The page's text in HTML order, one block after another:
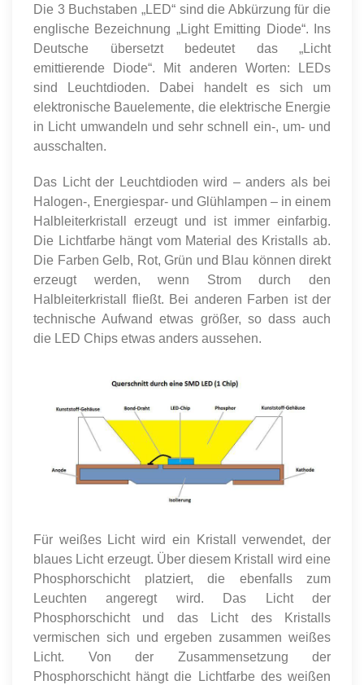
Die 3 Buchstaben „LED“ sind die Abkürzung für die
englische Bezeichnung „Light Emitting Diode“. Ins
Deutsche übersetzt bedeutet das „Licht
emittierende Diode“. Mit anderen Worten: LEDs
sind Leuchtdioden. Dabei handelt es sich um
elektronische Bauelemente, die elektrische Energie
in Licht umwandeln und sehr schnell ein-, um- und
ausschalten.
Das Licht der Leuchtdioden wird – anders als bei
Halogen-, Energiespar- und Glühlampen – in einem
Halbleiterkristall erzeugt und ist immer einfarbig.
Die Lichtfarbe hängt vom Material des Kristalls ab.
Die Farben Gelb, Rot, Grün und Blau können direkt
erzeugt werden, wenn Strom durch den
Halbleiterkristall fließt. Bei anderen Farben ist der
technische Aufwand etwas größer, so dass auch
die LED Chips etwas anders aussehen.
Für weißes Licht wird ein Kristall verwendet, der
blaues Licht erzeugt. Über diesem Kristall wird eine
Phosphorschicht platziert, die ebenfalls zum
Leuchten angeregt wird. Das Licht der
Phosphorschicht und das Licht des Kristalls
vermischen sich und ergeben zusammen weißes
Licht. Von der Zusammensetzung der
Phosphorschicht hängt die Lichtfarbe des weißen